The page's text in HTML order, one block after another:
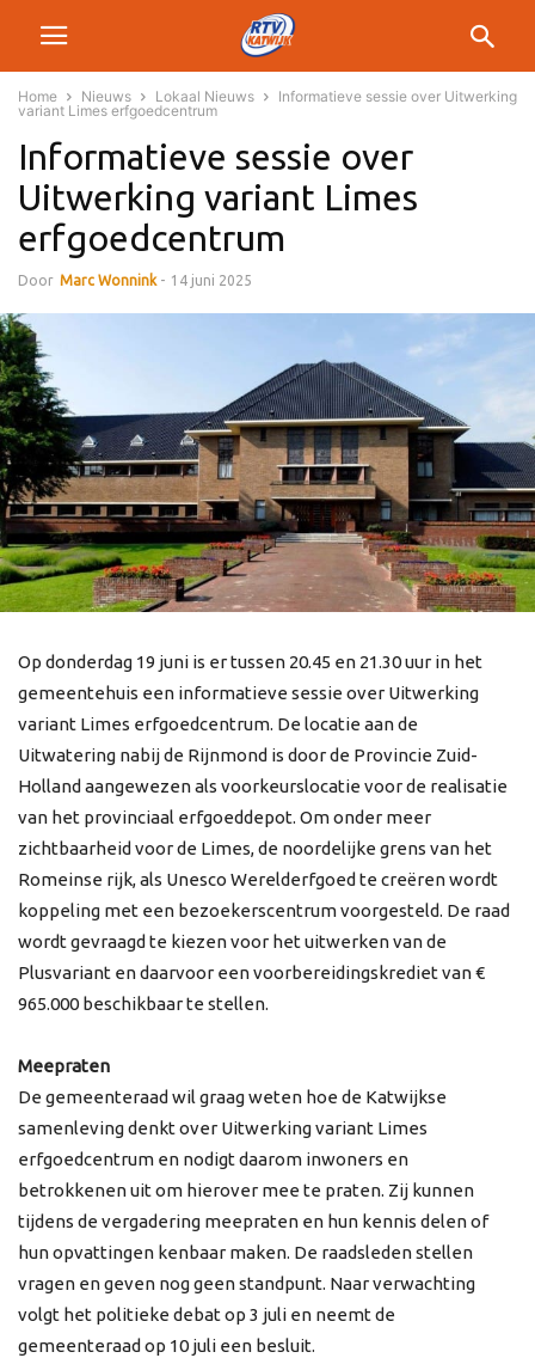
Home Nieuws Lokaal Nieuws
Informatieve sessie over Uitwerking
variant Limes erfgoedcentrum
Informatieve sessie over
Uitwerking variant Limes
erfgoedcentrum
Door Marc Wonnink - 14 juni 2025
Op donderdag 19 juni is er tussen 20.45 en 21.30 uur in het
gemeentehuis een informatieve sessie over Uitwerking
variant Limes erfgoedcentrum. De locatie aan de
Uitwatering nabij de Rijnmond is door de Provincie Zuid-
Holland aangewezen als voorkeurslocatie voor de realisatie
van het provinciaal erfgoeddepot. Om onder meer
zichtbaarheid voor de Limes, de noordelijke grens van het
Romeinse rijk, als Unesco Werelderfgoed te creëren wordt
koppeling met een bezoekerscentrum voorgesteld. De raad
wordt gevraagd te kiezen voor het uitwerken van de
Plusvariant en daarvoor een voorbereidingskrediet van €
965.000 beschikbaar te stellen.
Meepraten
De gemeenteraad wil graag weten hoe de Katwijkse
samenleving denkt over Uitwerking variant Limes
erfgoedcentrum en nodigt daarom inwoners en
betrokkenen uit om hierover mee te praten. Zij kunnen
tijdens de vergadering meepraten en hun kennis delen of
hun opvattingen kenbaar maken. De raadsleden stellen
vragen en geven nog geen standpunt. Naar verwachting
volgt het politieke debat op 3 juli en neemt de
gemeenteraad op 10 juli een besluit.